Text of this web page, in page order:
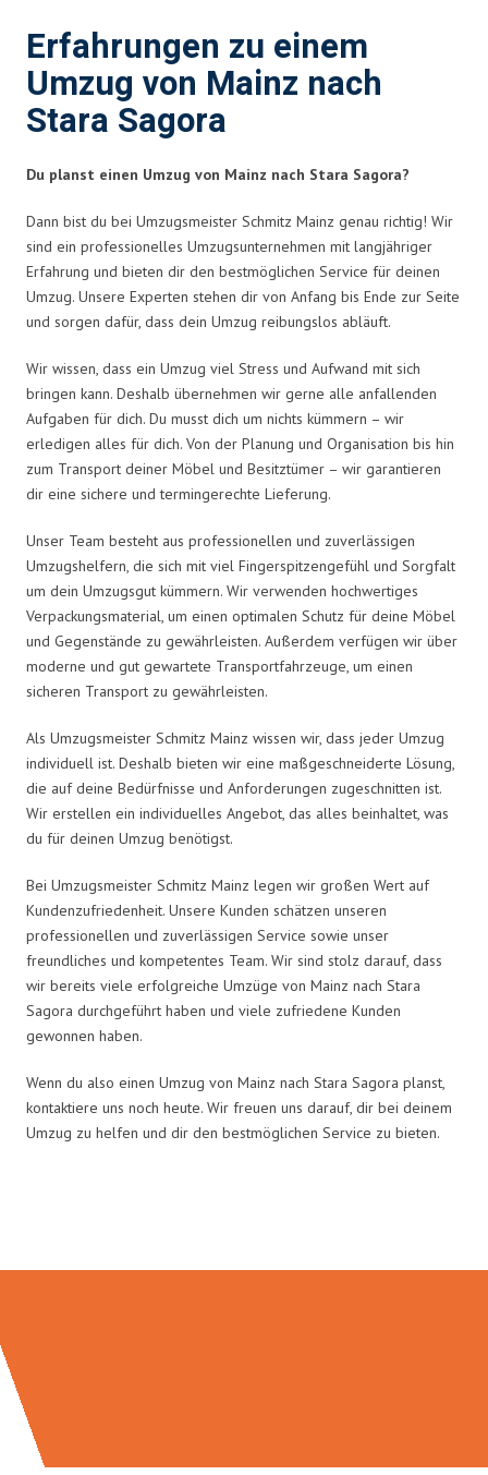
Erfahrungen zu einem
Umzug von Mainz nach
Stara Sagora
Du planst einen Umzug von Mainz nach Stara Sagora?
Dann bist du bei Umzugsmeister Schmitz Mainz genau richtig! Wir
sind ein professionelles Umzugsunternehmen mit langjähriger
Erfahrung und bieten dir den bestmöglichen Service für deinen
Umzug. Unsere Experten stehen dir von Anfang bis Ende zur Seite
und sorgen dafür, dass dein Umzug reibungslos abläuft.
Wir wissen, dass ein Umzug viel Stress und Aufwand mit sich
bringen kann. Deshalb übernehmen wir gerne alle anfallenden
Aufgaben für dich. Du musst dich um nichts kümmern – wir
erledigen alles für dich. Von der Planung und Organisation bis hin
zum Transport deiner Möbel und Besitztümer – wir garantieren
dir eine sichere und termingerechte Lieferung.
Unser Team besteht aus professionellen und zuverlässigen
Umzugshelfern, die sich mit viel Fingerspitzengefühl und Sorgfalt
um dein Umzugsgut kümmern. Wir verwenden hochwertiges
Verpackungsmaterial, um einen optimalen Schutz für deine Möbel
und Gegenstände zu gewährleisten. Außerdem verfügen wir über
moderne und gut gewartete Transportfahrzeuge, um einen
sicheren Transport zu gewährleisten.
Als Umzugsmeister Schmitz Mainz wissen wir, dass jeder Umzug
individuell ist. Deshalb bieten wir eine maßgeschneiderte Lösung,
die auf deine Bedürfnisse und Anforderungen zugeschnitten ist.
Wir erstellen ein individuelles Angebot, das alles beinhaltet, was
du für deinen Umzug benötigst.
Bei Umzugsmeister Schmitz Mainz legen wir großen Wert auf
Kundenzufriedenheit. Unsere Kunden schätzen unseren
professionellen und zuverlässigen Service sowie unser
freundliches und kompetentes Team. Wir sind stolz darauf, dass
wir bereits viele erfolgreiche Umzüge von Mainz nach Stara
Sagora durchgeführt haben und viele zufriedene Kunden
gewonnen haben.
Wenn du also einen Umzug von Mainz nach Stara Sagora planst,
kontaktiere uns noch heute. Wir freuen uns darauf, dir bei deinem
Umzug zu helfen und dir den bestmöglichen Service zu bieten.